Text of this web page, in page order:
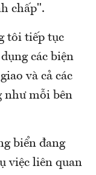
chấp".
tôi tiếp tục
các biện
và cả các
như mỗi bên
biển đang
việc liên quan